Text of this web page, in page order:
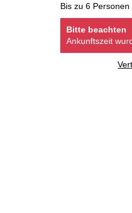
Bis zu 6 Personen
Bitte beachten
Ankunftszeit